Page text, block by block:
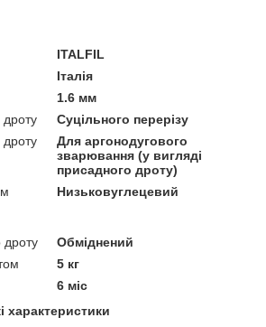
ITALFIL
Італія
1.6 мм
Суцільного перерізу
Для аргонодугового
зварювання (у вигляді
присадного дроту)
Низьковуглецевий
дроту
Обміднений
5 кг
6 міс
характеристики